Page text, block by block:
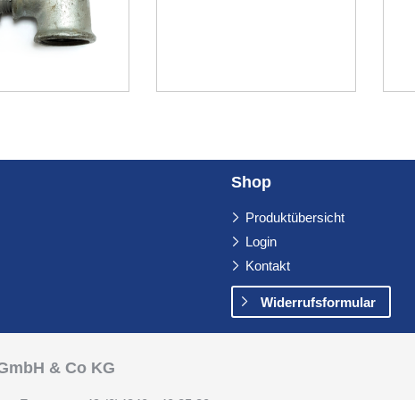
Shop
Navigation
überspringen
Produktübersicht
Login
Kontakt
Widerrufsformular
& Co KG